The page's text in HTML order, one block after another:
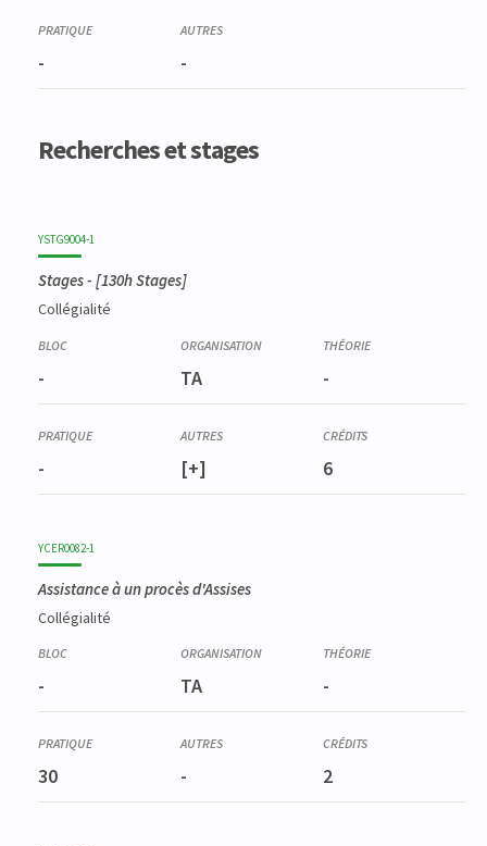
- -
Recherches et stages
YSTG9004-1
Stages- [130h Stages]
Collégialité
- TA -
- [+] 6
YCER0082-1
Assistance à un procès d'Assises
Collégialité
- TA -
30 - 2